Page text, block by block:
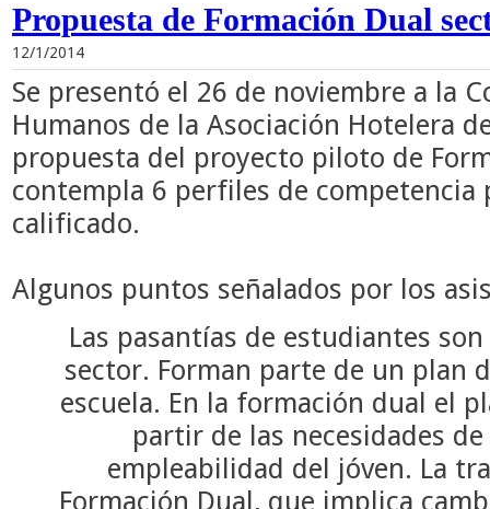
Propuesta de Formación Dual
12/1/2014
Se presentó el 26 de noviembre a la
Humanos de la Asociación Hotelera
propuesta del proyecto piloto de
contempla 6 perfiles de competencia
calificado.
Algunos puntos señalados por los
Las pasantías de estudiantes
sector. Forman parte de un plan
escuela. En la formación dual el
partir de las necesidades
empleabilidad del jóven. La
Formación Dual, que implica